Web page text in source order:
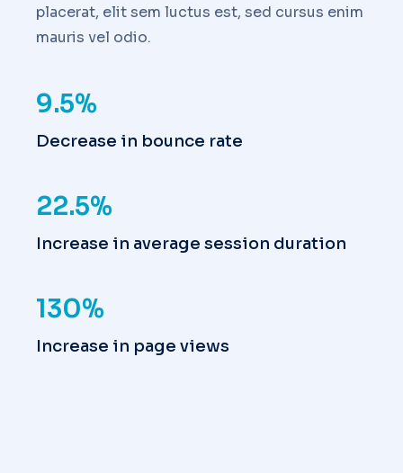
placerat, elit sem luctus est, sed cursus enim
mauris vel odio.
9.5%
Decrease in bounce rate
22.5%
Increase in average session duration
130%
Increase in page views